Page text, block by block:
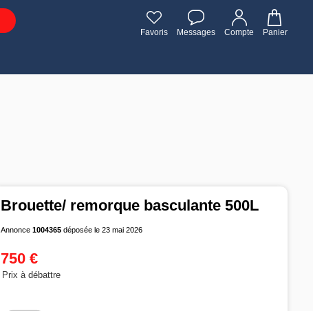
Favoris Messages Compte Panier
Brouette/ remorque basculante 500L
Annonce1004365 déposée le 23 mai 2026
750 €
Prix à débattre